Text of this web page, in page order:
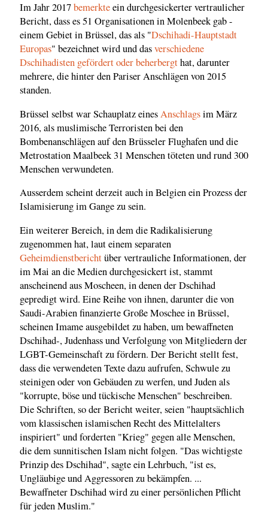
Im Jahr 2017bemerkteein durchgesickerter vertraulicher
Bericht, dass es 51 Organisationen in Molenbeek gab -
einem Gebiet in Brüssel, das als "Dschihadi-Hauptstadt
Europas" bezeichnet wird und dasverschiedene
Dschihadisten gefördert oder beherbergthat, darunter
mehrere, die hinter den Pariser Anschlägen von 2015
standen.
Brüssel selbst war Schauplatz einesAnschlagsim März
2016, als muslimische Terroristen bei den
Bombenanschlägen auf den Brüsseler Flughafen und die
Metrostation Maalbeek 31 Menschen töteten und rund 300
Menschen verwundeten.
Ausserdem scheint derzeit auch in Belgien ein Prozess der
Islamisierung im Gange zu sein.
Ein weiterer Bereich, in dem die Radikalisierung
zugenommen hat, laut einem separaten
Geheimdienstberichtüber vertrauliche Informationen, der
im Mai an die Medien durchgesickert ist, stammt
anscheinend aus Moscheen, in denen der Dschihad
gepredigt wird. Eine Reihe von ihnen, darunter die von
Saudi-Arabien finanzierte Große Moschee in Brüssel,
scheinen Imame ausgebildet zu haben, um bewaffneten
Dschihad-, Judenhass und Verfolgung von Mitgliedern der
LGBT-Gemeinschaft zu fördern. Der Bericht stellt fest,
dass die verwendeten Texte dazu aufrufen, Schwule zu
steinigen oder von Gebäuden zu werfen, und Juden als
"korrupte, böse und tückische Menschen" beschreiben.
Die Schriften, so der Bericht weiter, seien "hauptsächlich
vom klassischen islamischen Recht des Mittelalters
inspiriert" und forderten "Krieg" gegen alle Menschen,
die dem sunnitischen Islam nicht folgen. "Das wichtigste
Prinzip des Dschihad", sagte ein Lehrbuch, "ist es,
Ungläubige und Aggressoren zu bekämpfen. ...
Bewaffneter Dschihad wird zu einer persönlichen Pflicht
für jeden Muslim."